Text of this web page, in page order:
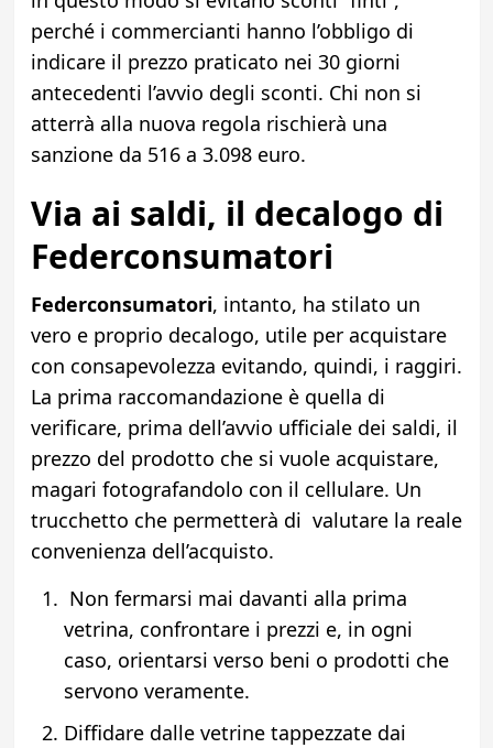
perché i commercianti hanno l’obbligo di
indicare il prezzo praticato nei 30 giorni
antecedenti l’avvio degli sconti. Chi non si
atterrà alla nuova regola rischierà una
sanzione da 516 a 3.098 euro.
Via ai saldi, il decalogo di
Federconsumatori
Federconsumatori, intanto, ha stilato un
vero e proprio decalogo, utile per acquistare
con consapevolezza evitando, quindi, i raggiri.
La prima raccomandazione è quella di
verificare, prima dell’avvio ufficiale dei saldi, il
prezzo del prodotto che si vuole acquistare,
magari fotografandolo con il cellulare. Un
trucchetto che permetterà di valutare la reale
convenienza dell’acquisto.
Non fermarsi mai davanti alla prima
vetrina, confrontare i prezzi e, in ogni
caso, orientarsi verso beni o prodotti che
servono veramente.
Diffidare dalle vetrine tappezzate dai